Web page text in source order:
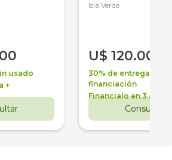
usado
+
Isla Verde
U$ 120.000
30% de entrega +
financiación
Financialo en 3 años
Consultar